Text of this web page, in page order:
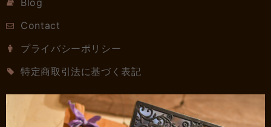
Contact
プライバシーポリシー
特定商取引法に基づく表記